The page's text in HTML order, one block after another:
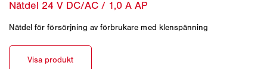
Nätdel för försörjning av förbrukare med klenspänning